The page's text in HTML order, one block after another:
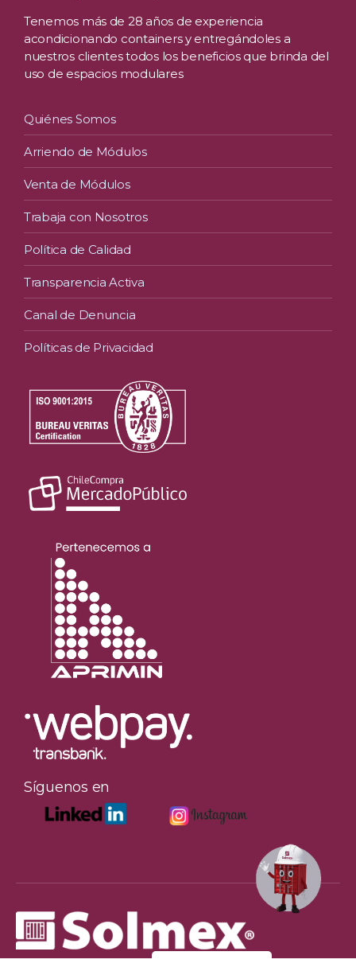
Tenemos más de 28 años de experiencia
acondicionando containers y entregándoles a
nuestros clientes todos los beneficios que brinda del
uso de espacios modulares
Quiénes Somos
Arriendo de Módulos
Venta de Módulos
Trabaja con Nosotros
Política de Calidad
Transparencia Activa
Canal de Denuncia
Políticas de Privacidad
Síguenos en